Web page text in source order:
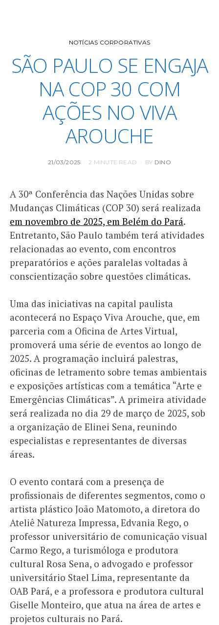
NOTÍCIAS CORPORATIVAS
SÃO PAULO SE ENGAJA
NA COP 30 COM
AÇÕES NO VIVA
AROUCHE
POSTED
21/03/2025 2 MINUTE READ BY DINO
A 30ª Conferência das Nações Unidas sobre
Mudanças Climáticas (COP 30) será realizada
em novembro de 2025, em Belém do Pará.
Entretanto, São Paulo também terá atividades
relacionadas ao evento, com encontros
preparatórios e ações paralelas voltadas à
conscientização sobre questões climáticas.
Uma das iniciativas na capital paulista
acontecerá no Espaço Viva Arouche, que, em
parceria com a Oficina de Artes Virtual,
promoverá uma série de eventos ao longo de
2025. A programação incluirá palestras,
oficinas de letramento sobre temas ambientais
e exposições artísticas com a temática “Arte e
Emergências Climáticas”. A primeira atividade
será realizada no dia 29 de março de 2025, sob
a organização de Elinei Sena, reunindo
especialistas e representantes de diversas
áreas.
O evento contará com a presença de
profissionais de diferentes segmentos, como o
artista plástico João Matomoto, a diretora do
Ateliê Natureza Impressa, Edvania Rego, o
professor universitário de comunicação visual
Carmo Rego, a turismóloga e produtora
cultural Rosa Sena, o advogado e professor
universitário Stael Lima, representante da
OAB Pará, e a professora e produtora cultural
Giselle Monteiro, que atua na área de artes e
projetos culturais no Pará.